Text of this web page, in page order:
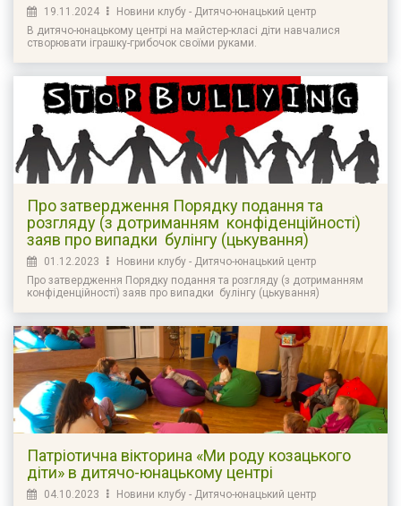
19.11.2024
Новини клубу - Дитячо-юнацький центр
В дитячо-юнацькому центрі на майстер-класі діти навчалися
створювати іграшку-грибочок своїми руками.
Про затвердження Порядку подання та
розгляду (з дотриманням конфіденційності)
заяв про випадки булінгу (цькування)
01.12.2023
Новини клубу - Дитячо-юнацький центр
Про затвердження Порядку подання та розгляду (з дотриманням
конфіденційності) заяв про випадки булінгу (цькування)
Патріотична вікторина «Ми роду козацького
діти» в дитячо-юнацькому центрі
04.10.2023
Новини клубу - Дитячо-юнацький центр